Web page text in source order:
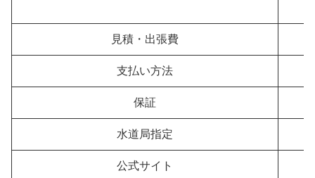
見積・出張費
支払い方法
保証
水道局指定
公式サイト